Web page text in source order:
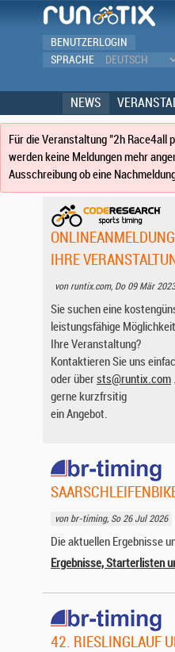
BENUTZERLOGIN
SPRACHE
NEWS
Für die Veranstaltung "2h Race4all
werden keine Meldungen mehr
Ausschreibung ob eine
IHRE
von runtix.com, Do 09 Mär 2023
Sie suchen eine
leistungsfähige
Ihre Veranstaltung?
Kontaktieren Sie uns
oder übersts@runtix.com
gerne kurzfrsitig
ein Angebot.
von br-timing, So 26 Jul 2026
Die aktuellen Ergebnisse
Ergebnisse, Starterlisten
42. RIESLINGLAUF